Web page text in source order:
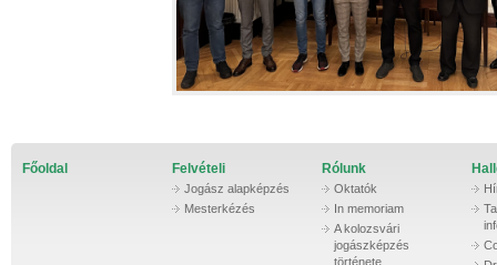
Főoldal Felvételi
Jogász alapképzés
Mesterkézés
Rólunk
Oktatók
In memoriam
A kolozsvári
jogászképzés
története